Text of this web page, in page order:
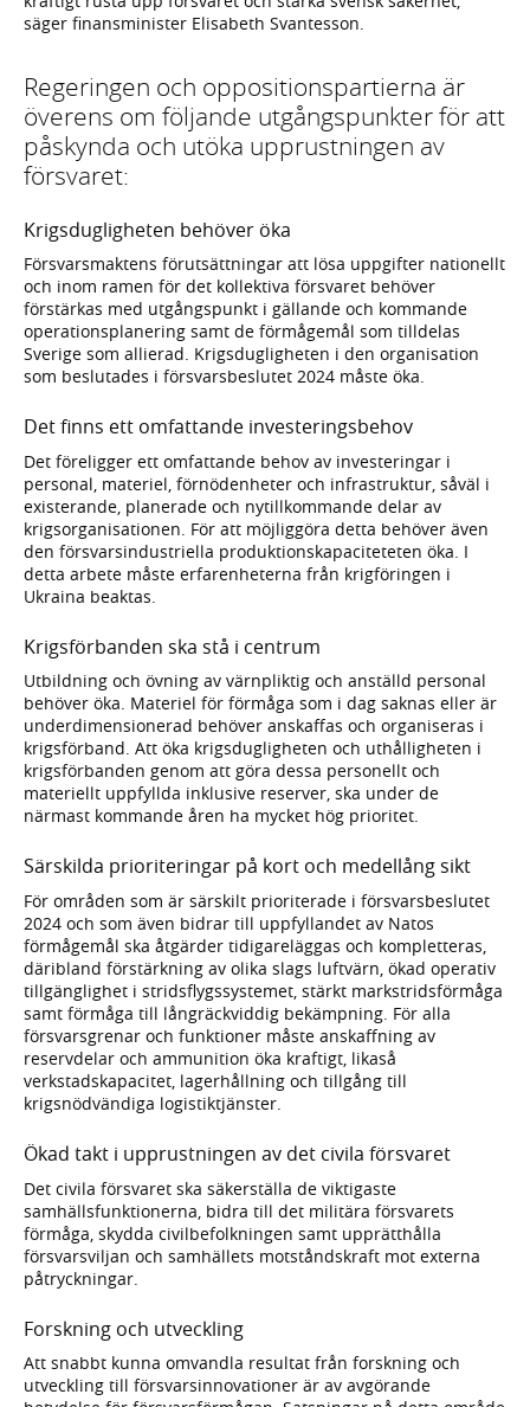
säger finansminister Elisabeth Svantesson.
Regeringen och oppositionspartierna är
överens om följande utgångspunkter för att
påskynda och utöka upprustningen av
försvaret:
Krigsdugligheten behöver öka
Försvarsmaktens förutsättningar att lösa uppgifter nationellt
och inom ramen för det kollektiva försvaret behöver
förstärkas med utgångspunkt i gällande och kommande
operationsplanering samt de förmågemål som tilldelas
Sverige som allierad. Krigsdugligheten i den organisation
som beslutades i försvarsbeslutet 2024 måste öka.
Det finns ett omfattande investeringsbehov
Det föreligger ett omfattande behov av investeringar i
personal, materiel, förnödenheter och infrastruktur, såväl i
existerande, planerade och nytillkommande delar av
krigsorganisationen. För att möjliggöra detta behöver även
den försvarsindustriella produktionskapaciteteten öka. I
detta arbete måste erfarenheterna från krigföringen i
Ukraina beaktas.
Krigsförbanden ska stå i centrum
Utbildning och övning av värnpliktig och anställd personal
behöver öka. Materiel för förmåga som i dag saknas eller är
underdimensionerad behöver anskaffas och organiseras i
krigsförband. Att öka krigsdugligheten och uthålligheten i
krigsförbanden genom att göra dessa personellt och
materiellt uppfyllda inklusive reserver, ska under de
närmast kommande åren ha mycket hög prioritet.
Särskilda prioriteringar på kort och medellång sikt
För områden som är särskilt prioriterade i försvarsbeslutet
2024 och som även bidrar till uppfyllandet av Natos
förmågemål ska åtgärder tidigareläggas och kompletteras,
däribland förstärkning av olika slags luftvärn, ökad operativ
tillgänglighet i stridsflygssystemet, stärkt markstridsförmåga
samt förmåga till långräckviddig bekämpning. För alla
försvarsgrenar och funktioner måste anskaffning av
reservdelar och ammunition öka kraftigt, likaså
verkstadskapacitet, lagerhållning och tillgång till
krigsnödvändiga logistiktjänster.
Ökad takt i upprustningen av det civila försvaret
Det civila försvaret ska säkerställa de viktigaste
samhällsfunktionerna, bidra till det militära försvarets
förmåga, skydda civilbefolkningen samt upprätthålla
försvarsviljan och samhällets motståndskraft mot externa
påtryckningar.
Forskning och utveckling
Att snabbt kunna omvandla resultat från forskning och
utveckling till försvarsinnovationer är av avgörande